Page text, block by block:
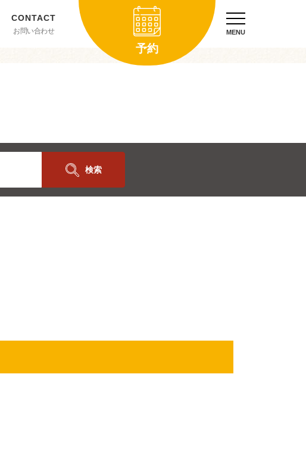
お問い合わせ
予約
MENU
検索